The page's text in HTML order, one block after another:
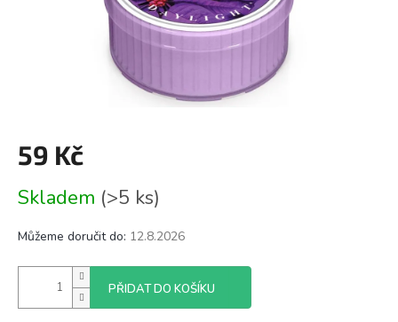
59 Kč
cena:
Skladem (>5 ks)
Můžeme doručit do: 12.8.2026
PŘIDAT DO KOŠÍKU